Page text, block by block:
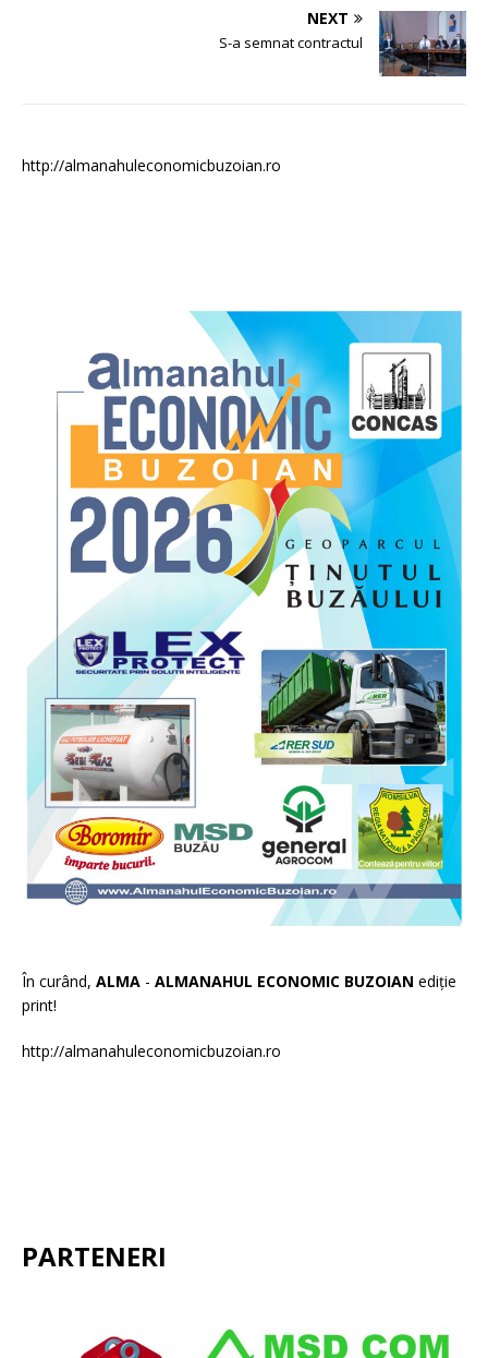
NEXT
S-a semnat contractul
http://almanahuleconomicbuzoian.ro
În curând, ALMA - ALMANAHUL ECONOMIC BUZOIAN ediție
print!
http://almanahuleconomicbuzoian.ro
PARTENERI